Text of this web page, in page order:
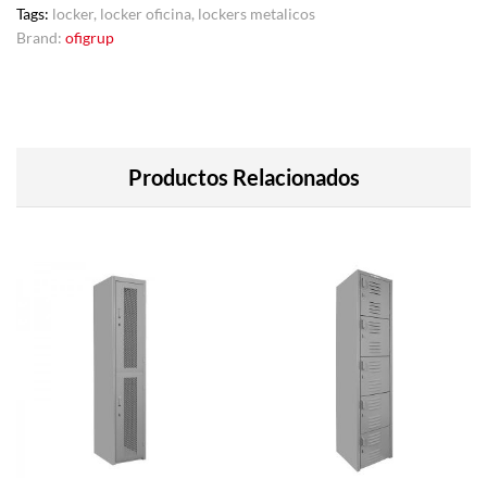
Tags: locker, locker oficina, lockers metalicos
Brand: ofigrup
Productos Relacionados